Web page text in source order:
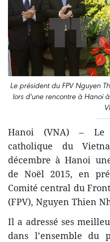
Le président du FPV Nguyen
lors d'une rencontre à Hanoi
Hanoi (VNA) – Le
catholique du
décembre à Hanoi
de Noël 2015, en
Comité central du
(FPV), Nguyen Thien
Il a adressé ses
dans l’ensemble